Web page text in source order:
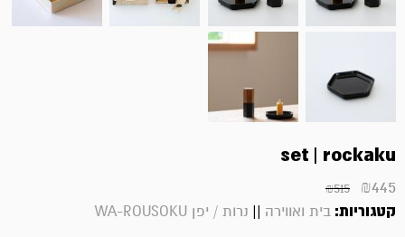
set | rockaku
₪515 ₪445
קטגוריות: בית ואווירה || נרות / יפן WA-ROUSOKU